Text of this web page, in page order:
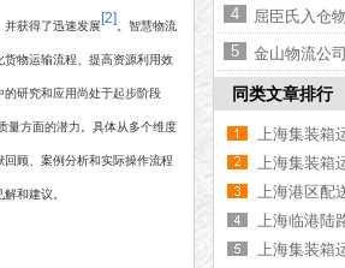
获得了迅速发展
[2]
。智慧物流
物运输流程、提高资源利用效
研究和应用尚处于起步阶段
量方面的潜力。具体从多个维度
顾、案例分析和实际操作流程
和建议。
4
屈臣氏入仓
5
金山物流公司
同类文章排行
上海集装箱
物流公司推
上海集装箱
装箱运输价
上海港区配
送服务收费
上海临港陆
路运输收费
上海集装箱